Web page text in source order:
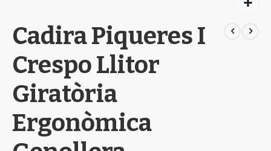
to
the
of
images
gallery
Cadira Piqueres I
Crespo Llitor
Giratòria
Ergonòmica